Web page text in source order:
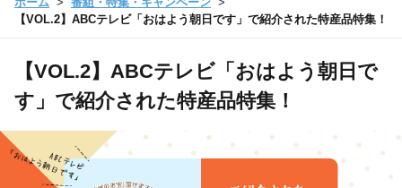
【VOL.2】ABCテレビ「おはよう朝日です」で紹介された特産品特集！
【VOL.2】ABCテレビ「おはよう朝日で
す」で紹介された特産品特集！